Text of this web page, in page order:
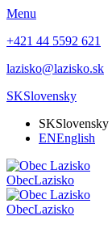
Menu
+421 44 5592 621
lazisko@lazisko.sk
SKSlovensky
SKSlovensky
ENEnglish
ObecLazisko
ObecLazisko